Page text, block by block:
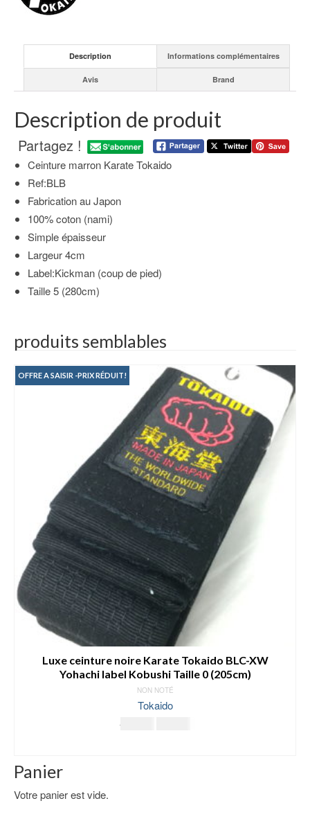
Description Informations complémentaires
Avis Brand
Description de produit
Partagez !
Ceinture marron Karate Tokaido
Ref:BLB
Fabrication au Japon
100% coton (nami)
Simple épaisseur
Largeur 4cm
Label:Kickman (coup de pied)
Taille 5 (280cm)
produits semblables
OFFRE A SAISIR -PRIX RÉDUIT!
Luxe ceinture noire Karate Tokaido BLC-XW
Yohachi label Kobushi Taille 0 (205cm)
NON NOTÉ
Tokaido
63.00
Panier
Votre panier est vide.